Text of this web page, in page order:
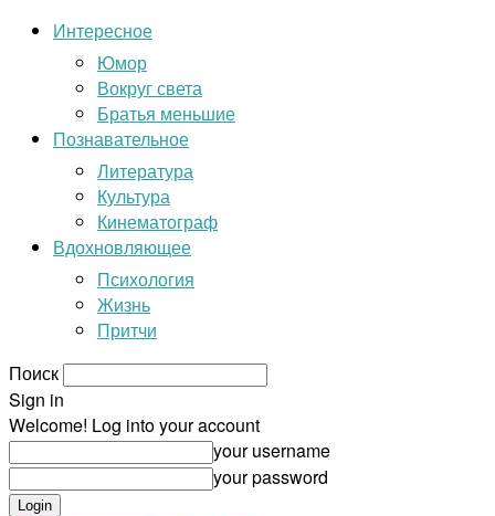
Интересное
Юмор
Вокруг света
Братья меньшие
Познавательное
Литература
Культура
Кинематограф
Вдохновляющее
Психология
Жизнь
Притчи
Поиск
Sign in
Welcome! Log into your account
your username
your password